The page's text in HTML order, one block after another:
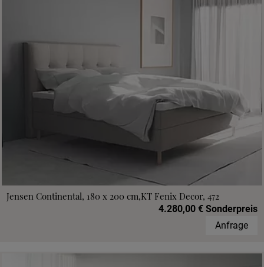
Jensen Continental, 180 x 200 cm,KT Fenix Decor, 472
4.280,00 € Sonderpreis
Anfrage